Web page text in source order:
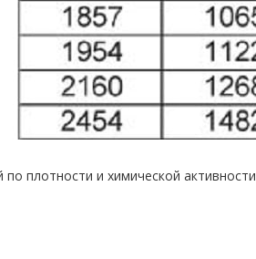
плотности и химической активности